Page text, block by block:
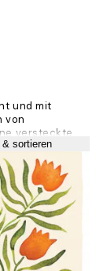
und mit
von
versteckte
Flexibilität und
Gouache
neuen
& sortieren